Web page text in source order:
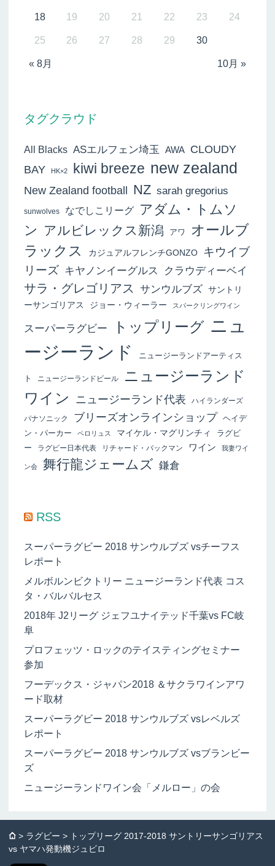
« 8月 10月 »
18 19 20 21 22 23 24
25 26 27 28 29 30
タグクラウド
All Blacks ASエルフェン埼玉 AWA CLOUDY
BAY
HK×2 kiwi breeze new zealand
New Zealand football NZ sarah gregorius
sunwolves なでしこリーグ
アダム・トムソ
ン
アルビレックス新潟 アワ
オールブ
ラックス
カジュアルフレンチGONZO
キウイブ
リーズ キヤノンイーグルス クラウディーベイ
サラ・グレゴリアス サンウルブズ サントリ
ーサンゴリアス
ジョー・ウィーラー スパークリングワイン
スーパーラグビー トップリーグ ニュ
ージーランド
ニュージーランドアーティス
ト ニュージーランドビール
ニュージーランド
ワイン
ニュージーランド代表 ハイランダーズ
パナソニック ブリーズオンラインショップ ヘイデ
ン・パーカー
ペロリュス マイケル・マグリンチィ
ラグビ
ー
ラグビー日本代表 リチャード・バックマン ワイン 我妻ワイ
ン会 舞行龍ジェームズ 鎌倉
RSS
スーパーラグビー 2018 サンウルブズ vsチーフス
レポート
メルボルンビクトリー ニュージーランド代表 コス
タ・バルバルセス
2018年 J2リーグ ジェフユナイテッド千葉vs FC岐
阜
プロフェッツ・ロックのテイスティングセミナー
参加
フーデックス・ジャパン2018 ＆サクラワインアワ
ード取材
スーパーラグビー 2018 サンウルブズ vsレベルズ
レポート
スーパーラグビー 2018 サンウルブズ vsブランビー
ズ
ニュージーランドワイン会「メルロー」の会
⌂ > ラグビー > トップリーグ 2017-2018 サントリーサンゴリアス
vs ヤマハ発動機ジュビロ